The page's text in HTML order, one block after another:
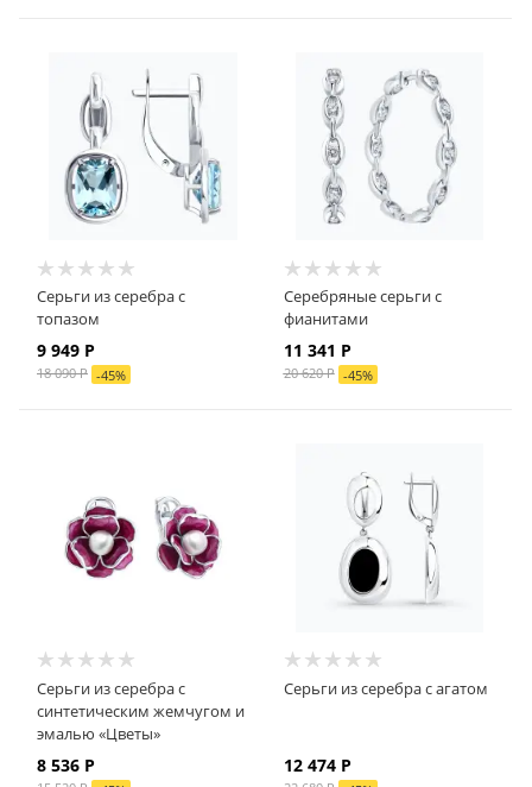
Серьги из серебра с
топазом
9 949 Р
18 090Р -45%
Серебряные серьги с
фианитами
11 341 Р
20 620Р -45%
Серьги из серебра с
синтетическим жемчугом и
эмалью «Цветы»
8 536 Р
Серьги из серебра с агатом
12 474Р